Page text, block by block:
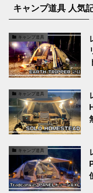
キャンプ道具 人気
キャンプ道具
キャンプ道具
キャンプ道具